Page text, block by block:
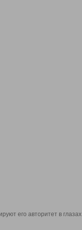
его авторитет в глазах